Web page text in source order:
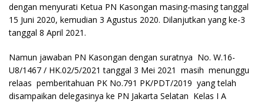
dengan menyurati Ketua PN Kasongan masing-masing tanggal
15 Juni 2020, kemudian 3 Agustus 2020. Dilanjutkan yang ke-3
tanggal 8 April 2021.
Namun jawaban PN Kasongan dengan suratnya No. W.16-
U8/1467 / HK.02/5/2021 tanggal 3 Mei 2021 masih menunggu
relaas pemberitahuan PK No.791 PK/PDT/2019 yang telah
disampaikan delegasinya ke PN Jakarta Selatan Kelas I A